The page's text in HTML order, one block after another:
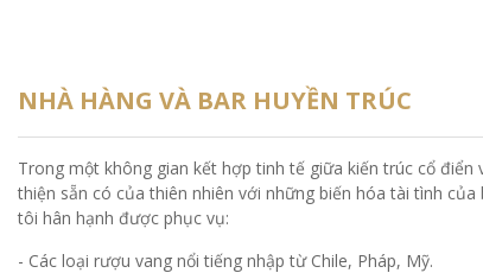
NHÀ HÀNG VÀ BAR HUYỀN TRÚC
Trong một không gian kết hợp tinh tế giữa kiến trúc cổ điển
thiện sẵn có của thiên nhiên với những biến hóa tài tình
tôi hân hạnh được phục vụ:
- Các loại rượu vang nổi tiếng nhập từ Chile, Pháp, Mỹ.